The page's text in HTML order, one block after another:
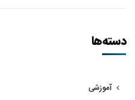
دسته‌ها
آموزشی